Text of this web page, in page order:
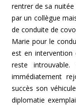
rentrer de sa nuitée
par un collègue
de conduite de
Marie pour le
est en intervention
reste
immédiatement
succès son
diplomatie